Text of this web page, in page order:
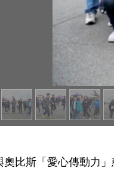
比斯「愛心傳動力